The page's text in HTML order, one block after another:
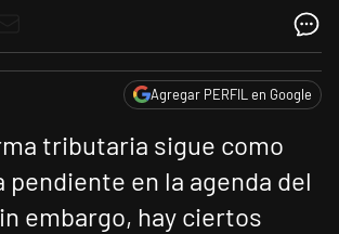
Agregar PERFIL en Google
tributaria sigue como
pendiente en la agenda del
embargo, hay ciertos